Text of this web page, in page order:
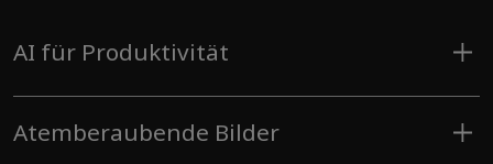
AI für Produktivität
Deine Lieblings-Apps laufen schneller und intelligenter
und hardwarebasierte Sicherheit schützt deine Daten,
ohne dich einzuschränken. Melde dich einfach mit
Atemberaubende Bilder